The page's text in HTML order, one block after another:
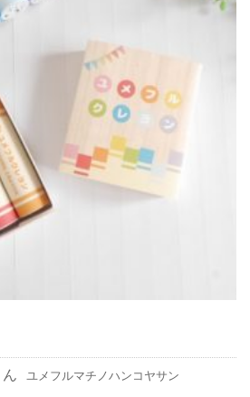
ユメフルマチノハンコヤサン